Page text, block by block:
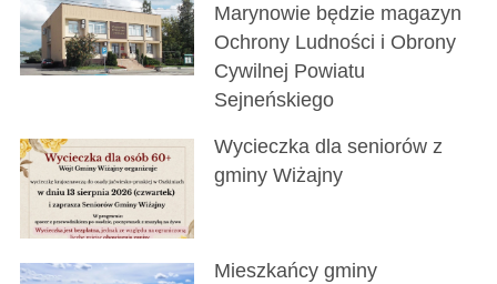
Marynowie będzie magazyn
Ochrony Ludności i Obrony
Cywilnej Powiatu
Sejneńskiego
Wycieczka dla seniorów z
gminy Wiżajny
Mieszkańcy gminy